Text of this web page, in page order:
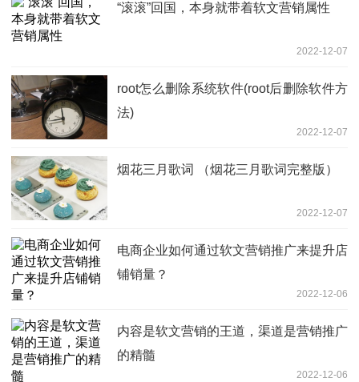
“滚滚”回国，本身就带着软文营销属性
2022-12-07
root怎么删除系统软件(root后删除软件方
法)
2022-12-07
烟花三月歌词 （烟花三月歌词完整版）
2022-12-07
电商企业如何通过软文营销推广来提升店
铺销量？
2022-12-06
内容是软文营销的王道，渠道是营销推广
的精髓
2022-12-06